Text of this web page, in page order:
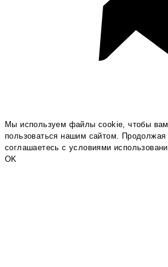
Мы используем файлы cookie, чтобы
пользоваться нашим сайтом. Продолжая
соглашаетесь c условиями
OK